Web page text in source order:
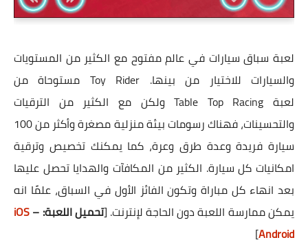
لعبة سباق سيارات في عالم مفتوح مع الكثير من المستويات
والسيارات للاختيار من بينها. Toy Rider مستوحاة من
لعبة Table Top Racing ولكن مع الكثير من الترقيات
والتحسينات، فهناك رسومات بيئة منزلية مصغرة وأكثر من 100
سيارة فريدة وعدة طرق وعرة، كما يمكنك تخصيص وترقية
امكانيات كل سيارة. الكثير من المكافآت والهدايا تحصل عليها
بعد انهاء كل مباراة وتكون الفائز الأول في السباق، علمًا انه
يمكن ممارسة اللعبة دون الحاجة لإنترنت. [تحميل اللعبة: iOS–
Android
]